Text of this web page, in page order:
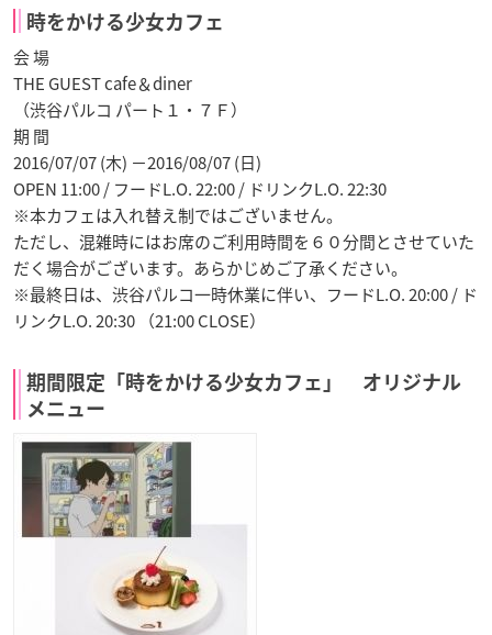
時をかける少女カフェ
会 場
THE GUEST cafe＆diner
（渋谷パルコ パート１・７Ｆ）
期 間
2016/07/07 (木) －2016/08/07 (日)
OPEN 11:00 / フードL.O. 22:00 / ドリンクL.O. 22:30
※本カフェは入れ替え制ではございません。
ただし、混雑時にはお席のご利用時間を６０分間とさせていた
だく場合がございます。あらかじめご了承ください。
※最終日は、渋谷パルコ一時休業に伴い、フードL.O. 20:00 / ド
リンクL.O. 20:30 （21:00 CLOSE）
期間限定「時をかける少女カフェ」 オリジナル
メニュー